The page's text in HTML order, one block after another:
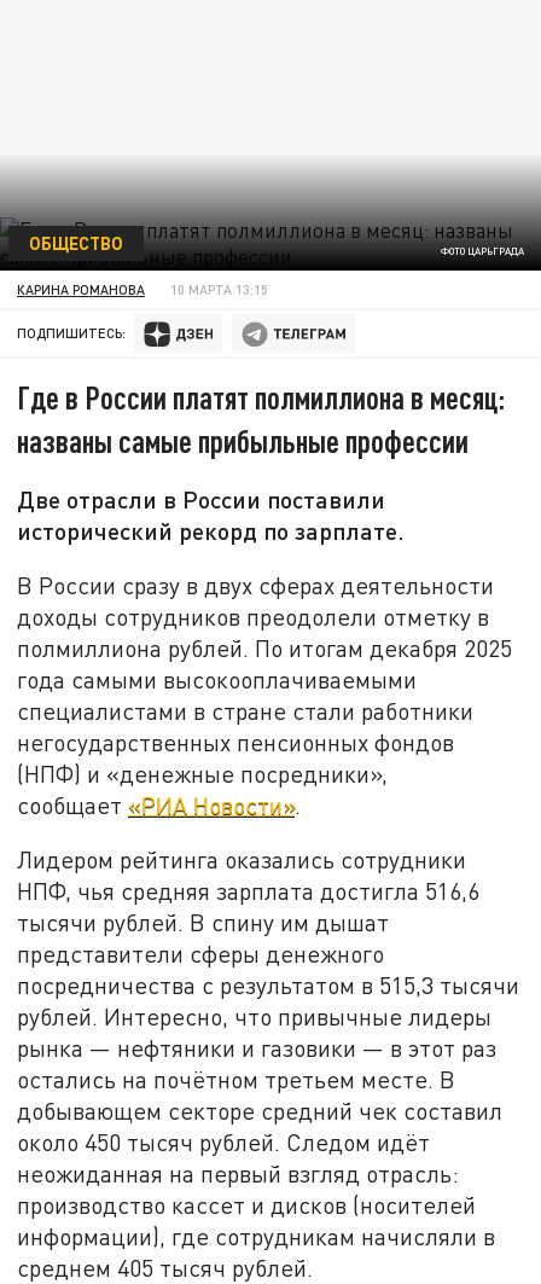
ФОТО ЦАРЬГРАДА
ОБЩЕСТВО
КАРИНА РОМАНОВА 10 МАРТА 13:15
ПОДПИШИТЕСЬ:
Где в России платят полмиллиона в месяц:
названы самые прибыльные профессии
Две отрасли в России поставили
исторический рекорд по зарплате.
В России сразу в двух сферах деятельности
доходы сотрудников преодолели отметку в
полмиллиона рублей. По итогам декабря 2025
года самыми высокооплачиваемыми
специалистами в стране стали работники
негосударственных пенсионных фондов
(НПФ) и «денежные посредники»,
сообщает «РИА Новости».
Лидером рейтинга оказались сотрудники
НПФ, чья средняя зарплата достигла 516,6
тысячи рублей. В спину им дышат
представители сферы денежного
посредничества с результатом в 515,3 тысячи
рублей. Интересно, что привычные лидеры
рынка — нефтяники и газовики — в этот раз
остались на почётном третьем месте. В
добывающем секторе средний чек составил
около 450 тысяч рублей. Следом идёт
неожиданная на первый взгляд отрасль:
производство кассет и дисков (носителей
информации), где сотрудникам начисляли в
среднем 405 тысяч рублей.